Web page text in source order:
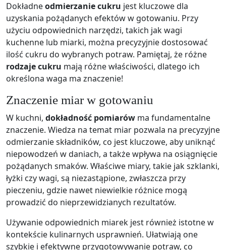
Dokładneodmierzanie cukru jest kluczowe dla
uzyskania pożądanych efektów w gotowaniu. Przy
użyciu odpowiednich narzędzi, takich jak wagi
kuchenne lub miarki, można precyzyjnie dostosować
ilość cukru do wybranych potraw. Pamiętaj, że różne
rodzaje cukru mają różne właściwości, dlatego ich
określona waga ma znaczenie!
Znaczenie miar w gotowaniu
W kuchni, dokładność pomiarów ma fundamentalne
znaczenie. Wiedza na temat miar pozwala na precyzyjne
odmierzanie składników, co jest kluczowe, aby uniknąć
niepowodzeń w daniach, a także wpływa na osiągnięcie
pożądanych smaków. Właściwe miary, takie jak szklanki,
łyżki czy wagi, są niezastąpione, zwłaszcza przy
pieczeniu, gdzie nawet niewielkie różnice mogą
prowadzić do nieprzewidzianych rezultatów.
Używanie odpowiednich miarek jest również istotne w
kontekście kulinarnych usprawnień. Ułatwiają one
szybkie i efektywne przygotowywanie potraw, co